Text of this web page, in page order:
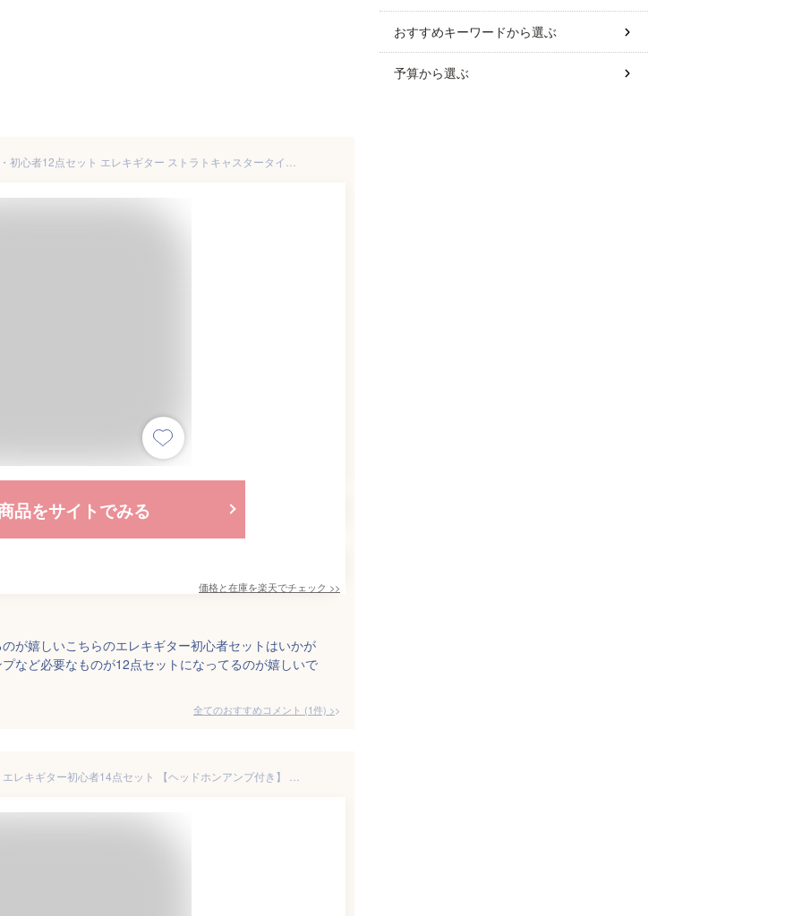
品をサイトでみる
価格と在庫を楽天でチェック >>
が嬉しいこちらのエレキギター初心者セットはいかが
など必要なものが12点セットになってるのが嬉しいで
全てのおすすめコメント (1件) >
おすすめキーワードから選ぶ
予算から選ぶ